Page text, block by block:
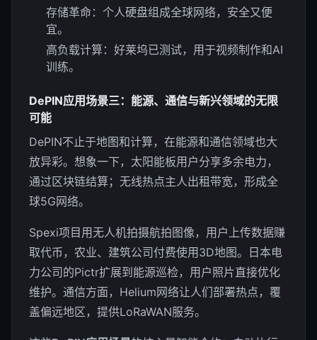
存储革命：个人硬盘组成全球网络，安全又便
宜。
高负载计算：好莱坞已测试，用于视频制作和AI
训练。
DePIN应用场景三：能源、通信与新兴领域的无限
可能
DePIN不止于地图和计算，在能源和通信领域也大
放异彩。想象一下，太阳能板用户分享多余电力，
通过区块链结算；无线热点主人出租带宽，形成全
球5G网络。
Spexi项目用无人机拍摄航拍图像，用户上传数据赚
取代币，农业、建筑公司付费使用3D地图。日本电
力公司的Pictr扩展到能源巡检，用户照片直接优化
维护。通信方面，Helium网络让人们部署热点，覆
盖偏远地区，提供LoRaWAN服务。